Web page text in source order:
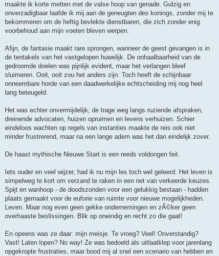
maakte ik korte metten met de valse hoop van genade. Gulzig en
onverzadigbaar laafde ik mij aan de geneugten des konings, zonder mij te
bekommeren om de heftig bevlekte dienstbaren, die zich zonder enig
voorbehoud aan mijn voeten bleven werpen.
Afijn, de fantasie maakt rare sprongen, wanneer de geest gevangen is in
de tentakels van het vastgelopen huwelijk. De onhaalbaarheid van de
gedroomde doelen was pijnlijk evident, maar het verlangen bleef
sluimeren. Ooit, ooit zou het anders zijn. Toch heeft de schijnbaar
onneembare horde van een daadwerkelijke echtscheiding mij nog heel
lang beteugeld.
Het was echter onvermijdelijk; de trage weg langs ruziende afspraken,
dreinende advocaten, huizen opruimen en levens verhuizen. Schier
eindeloos wachten op regels van instanties maakte de reis ook niet
minder frustrerend, maar na een lange adem was het dan eindelijk zover.
De haast mythische Nieuwe Start is een reeds voldongen feit.
Iets ouder en veel wijzer, had ik nu mijn les toch wel geleerd. Het leven is
simpelweg te kort om verzand te raken in een net van verkeerde keuzes.
Spijt en wanhoop - de doodszonden voor een gelukkig bestaan - hadden
plaats gemaakt voor de euforie van ruimte voor nieuwe mogelijkheden.
Leven. Maar nog even geen gekke ondernemingen en zÃ©ker geen
overhaaste beslissingen. Blik op oneindig en recht zo die gaat!
En opeens was ze daar: mijn meisje. Te vroeg? Veel! Onverstandig?
Vast! Laten lopen? No way! Ze was bedoeld als uitlaatklep voor jarenlang
opgekropte frustraties, maar bood mij al snel een scenario van hebben en